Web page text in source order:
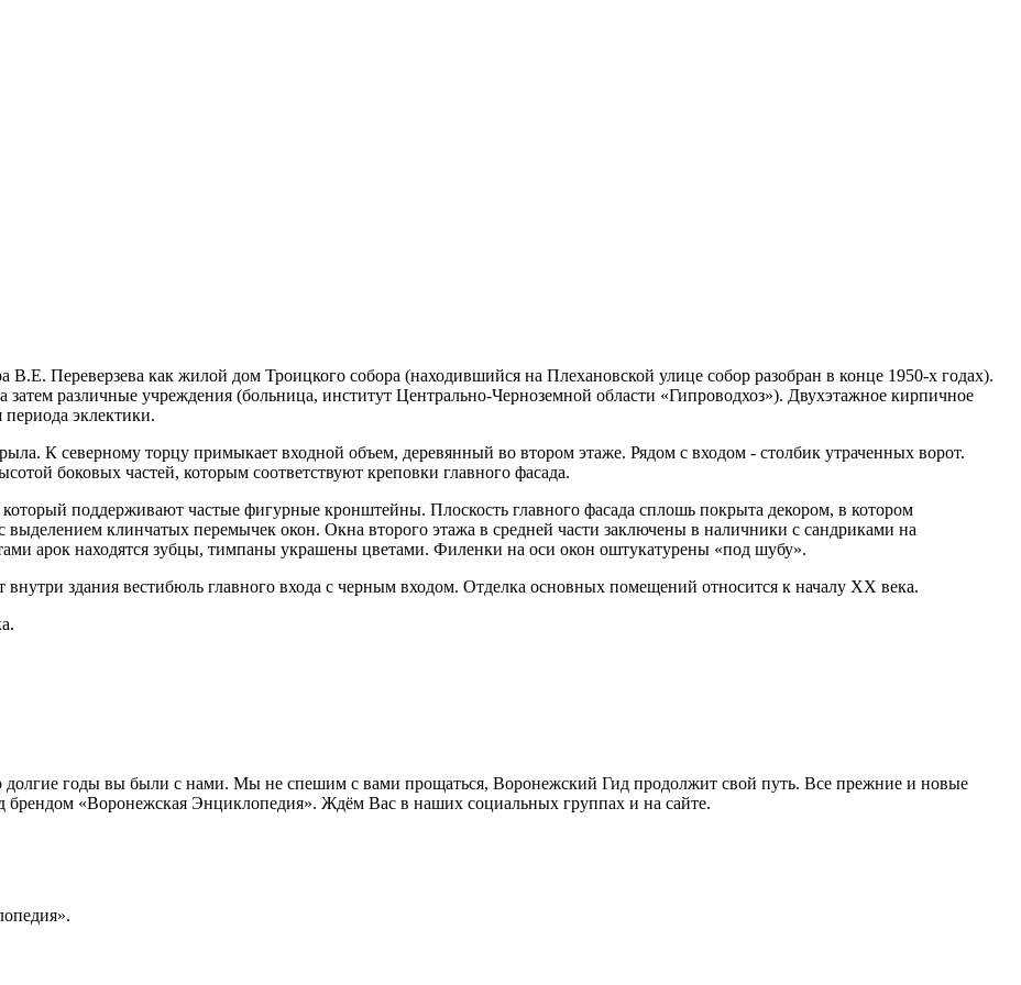
В.Е. Переверзева как жилой дом Троицкого собора (находившийся на Плехановской улице собор разобран в конце 1950-х годах).
различные учреждения (больница, институт Центрально-Черноземной области «Гипроводхоз»). Двухэтажное кирпичное
периода эклектики.
К северному торцу примыкает входной объем, деревянный во втором этаже. Рядом с входом - столбик утраченных ворот.
боковых частей, которым соответствуют креповки главного фасада.
поддерживают частые фигурные кронштейны. Плоскость главного фасада сплошь покрыта декором, в котором
клинчатых перемычек окон. Окна второго этажа в средней части заключены в наличники с сандриками на
арок находятся зубцы, тимпаны украшены цветами. Филенки на оси окон оштукатурены «под шубу».
здания вестибюль главного входа с черным входом. Отделка основных помещений относится к началу XX века.
долгие годы вы были с нами. Мы не спешим с вами прощаться, Воронежский Гид продолжит свой путь. Все прежние и новые
брендом «Воронежская Энциклопедия». Ждём Вас в наших социальных группах и на сайте.